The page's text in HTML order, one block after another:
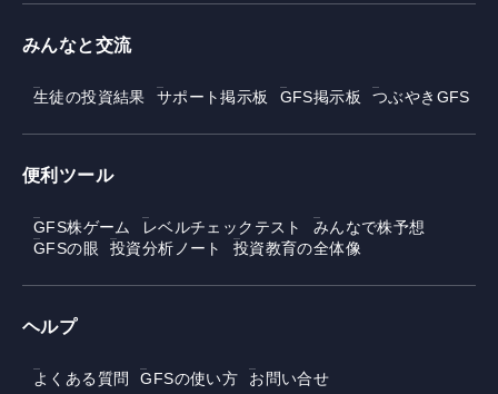
みんなと交流
生徒の投資結果 サポート掲示板 GFS掲示板 つぶやきGFS
便利ツール
GFS株ゲーム レベルチェックテスト
みんなで株予想
GFSの眼
投資分析ノート 投資教育の全体像
ヘルプ
よくある質問 GFSの使い方 お問い合せ